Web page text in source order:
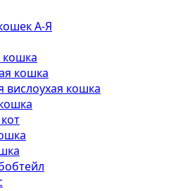
А-Я
кошка
кошка
вислоухая кошка